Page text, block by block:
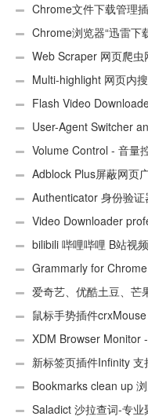
页）Chrome文件下载管理
Chrome浏览器“迅雷下
Web Scraper 网页爬
件 Multi-highlight 网页内
Flash Video
User-Agent Switcher
UA)Volume Control - 音量
Adblock Plus屏蔽网页
Authenticator 身份验证
Video Downloader
bilibili 哔哩哔哩 B站视
Grammarly for
爱奇艺、优酷土豆、芒
析工具鼠标手势插件
Chrome(TM)汉化版）
XDM Browser Monitor
新标签页插件Infinity
Bookmarks clean up
Saladict 沙拉查词-专